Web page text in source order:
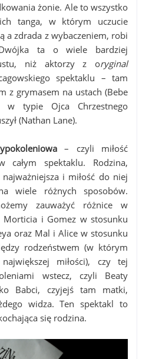
żonie. Ale to wszystko
tanga, w którym uczucie
a zdrada z wybaczeniem, robi
ta o wiele bardziej
niż aktorzy z oryginal
spektaklu – tam
z grymasem na ustach (Bebe
w typie Ojca Chrzestnego
(Nathan Lane).
– czyli miłość
całym spektaklu. Rodzina,
i miłość do niej
wiele różnych sposobów.
zauważyć różnice w
Morticia i Gomez w stosunku
oraz Mal i Alice w stosunku
rodzeństwem (w którym
miłości), czy tej
wstecz, czyli Beaty
Babci, czyjejś tam matki,
widza. Ten spektakl to
się rodzina.